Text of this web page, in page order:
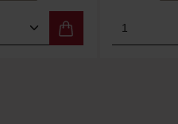
oder benutze die
Wert
Anzahl: Gib den